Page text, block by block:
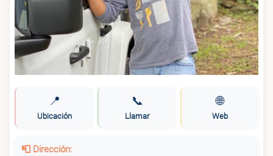
📍
Ubicación
📞
Llamar
🌐
Web
📮 Dirección: